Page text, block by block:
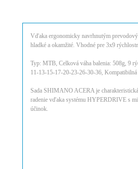
Vďaka ergonomicky navrhnutým
hladké a okamžité. Vhodné pre 3x9
Typ: MTB, Celková váha balenia: 508g, 9
11-13-15-17-20-23-26-30-36,
Sada SHIMANO ACERA je
radenie vďaka systému HYPERDRIVE s
účinok.